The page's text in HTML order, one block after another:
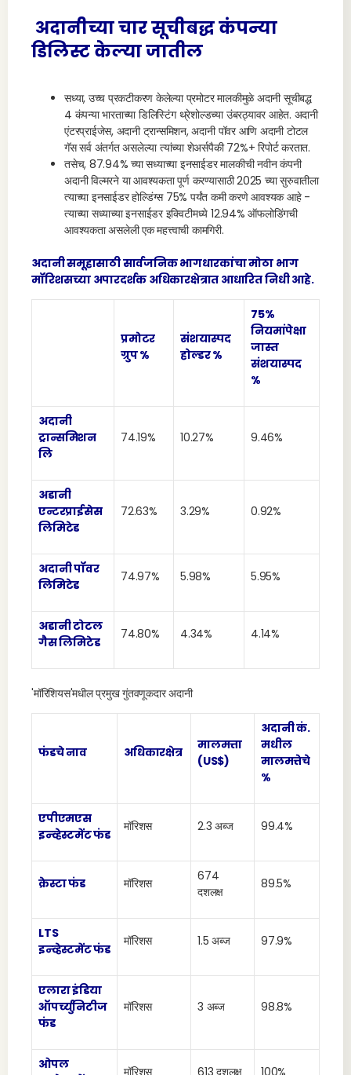
अदानीच्या चार सूचीबद्ध कंपन्या
डिलिस्ट केल्या जातील
सध्या, उच्च प्रकटीकरण केलेल्या प्रमोटर मालकीमुळे अदानी सूचीबद्ध
4 कंपन्या भारताच्या डिलिस्टिंग थ्रेशोल्डच्या उंबरठ्यावर आहेत. अदानी
एंटरप्राईजेस, अदानी ट्रान्समिशन, अदानी पॉवर आणि अदानी टोटल
गॅस सर्व अंतर्गत असलेल्या त्यांच्या शेअर्सपैकी 72%+ रिपोर्ट करतात.
तसेच, 87.94% च्या सध्याच्या इनसाईडर मालकीची नवीन कंपनी
अदानी विल्मरने या आवश्यकता पूर्ण करण्यासाठी 2025 च्या सुरुवातीला
त्याच्या इनसाईडर होल्डिंग्स 75% पर्यंत कमी करणे आवश्यक आहे -
त्याच्या सध्याच्या इनसाईडर इक्विटीमध्ये 12.94% ऑफलोडिंगची
आवश्यकता असलेली एक महत्त्वाची कामगिरी.
अदानी समूहासाठी सार्वजनिक भागधारकांचा मोठा भाग
मॉरिशसच्या अपारदर्शक अधिकारक्षेत्रात आधारित निधी आहे.
प्रमोटर
ग्रुप %
संशयास्पद
होल्डर %
75%
नियमांपेक्षा
जास्त
संशयास्पद
%
अदानी
ट्रान्समिशन
लि
74.19% 10.27% 9.46%
अडानी
एन्टरप्राईसेस
लिमिटेड
72.63% 3.29% 0.92%
अदानी पॉवर
लिमिटेड
74.97% 5.98% 5.95%
अडानी टोटल
गैस लिमिटेड
74.80% 4.34% 4.14%
'मॉरिशियस'मधील प्रमुख गुंतवणूकदार अदानी
फंडचे नाव अधिकारक्षेत्र
मालमत्ता
(US$)
अदानी कं.
मधील
मालमत्तेचे
%
एपीएमएस
इन्व्हेस्टमेंट फंड
मॉरिशस 2.3 अब्ज 99.4%
क्रेस्टा फंड मॉरिशस
674
दशलक्ष
89.5%
LTS
इन्व्हेस्टमेंट फंड
मॉरिशस 1.5 अब्ज 97.9%
एलारा इंडिया
ऑपर्च्युनिटीज
फंड
मॉरिशस 3 अब्ज 98.8%
ओपल
मॉरिशस 613 दशलक्ष 100%